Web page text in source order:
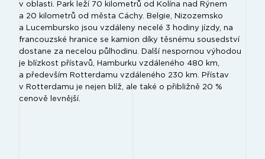
v oblasti. Park leží 70 kilometrů od Kolína nad Rýnem
a 20 kilometrů od města Cáchy. Belgie, Nizozemsko
a Lucembursko jsou vzdáleny necelé 3 hodiny jízdy, na
francouzské hranice se kamion díky těsnému sousedství
dostane za necelou půlhodinu. Další nespornou výhodou
je blízkost přístavů, Hamburku vzdáleného 480 km,
a především Rotterdamu vzdáleného 230 km. Přístav
v Rotterdamu je nejen blíž, ale také o přibližně 20 %
cenově levnější.